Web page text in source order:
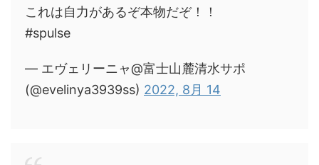
これは自力があるぞ本物だぞ！！
#spulse
— エヴェリーニャ@富士山麓清水サポ
(@evelinya3939ss) 2022, 8月 14